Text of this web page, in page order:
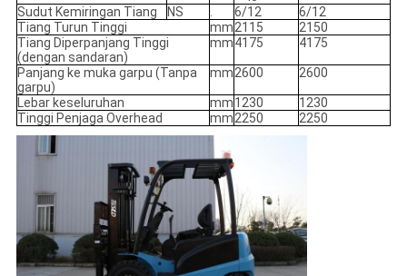
Sudut Kemiringan Tiang NS . 6/12
6/12
Tiang Turun Tinggi
mm2115
2150
Tiang Diperpanjang Tinggi
(dengan sandaran)
mm4175 4175
Panjang ke muka garpu (Tanpa
garpu)
mm2600 2600
Lebar keseluruhan mm1230
1230
Tinggi Penjaga Overhead
mm2250 2250